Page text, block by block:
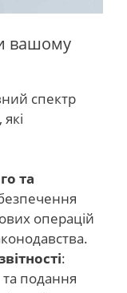
вашому
спектр
та
операцій
:
подання